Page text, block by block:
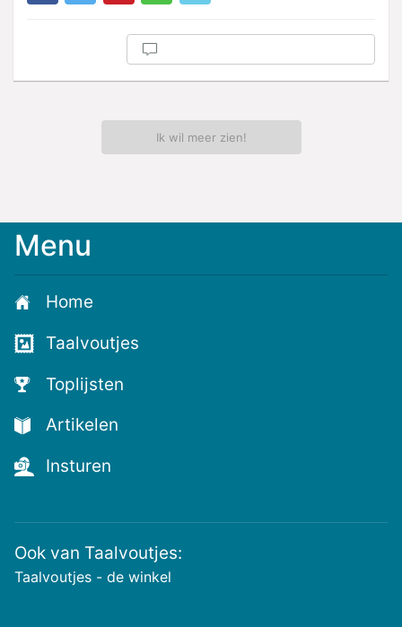
Ik wil meer zien!
Meld
voor
de
nieuwste
voutjes
en
de
voutste
nieuwtjes!
Menu
Home
Taalvoutjes
Toplijsten
Artikelen
Insturen
Ook van Taalvoutjes:
Taalvoutjes - de winkel